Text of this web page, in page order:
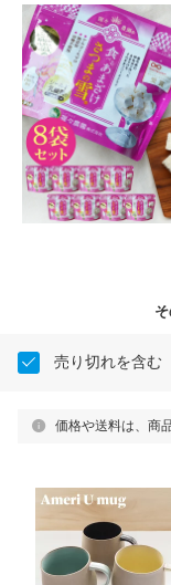
売り切れを含む
価格や送料は、商